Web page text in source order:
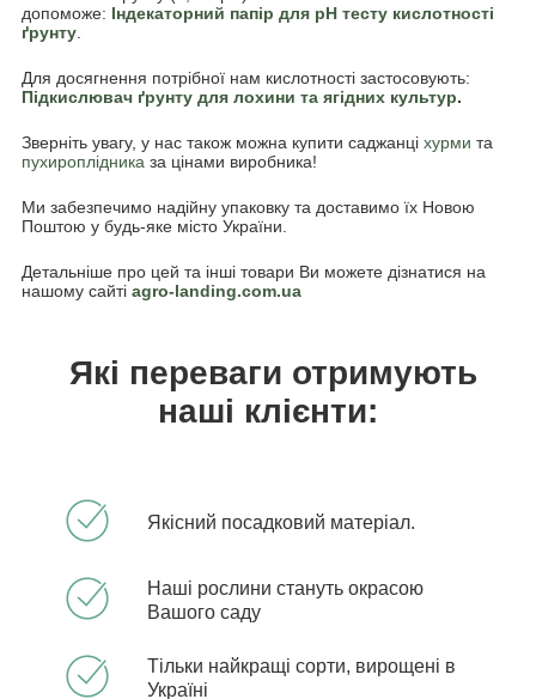
допоможе: Індекаторний папір для pH тесту кислотності
ґрунту
Для досягнення потрібної нам кислотності застосовують:
Підкислювач ґрунту для лохини та ягідних культур.
Зверніть увагу, у нас також можна купити саджанці хурми та
пухироплідника за цінами виробника!
Ми забезпечимо надійну упаковку та доставимо їх Новою
Поштою у будь-яке місто України.
Детальніше про цей та інші товари Ви можете дізнатися на
нашому сайті agro-landing.com.ua
Які переваги отримують
наші клієнти:
Якісний посадковий матеріал.
Наші рослини стануть окрасою
Вашого саду
Тільки найкращі сорти, вирощені в
Україні